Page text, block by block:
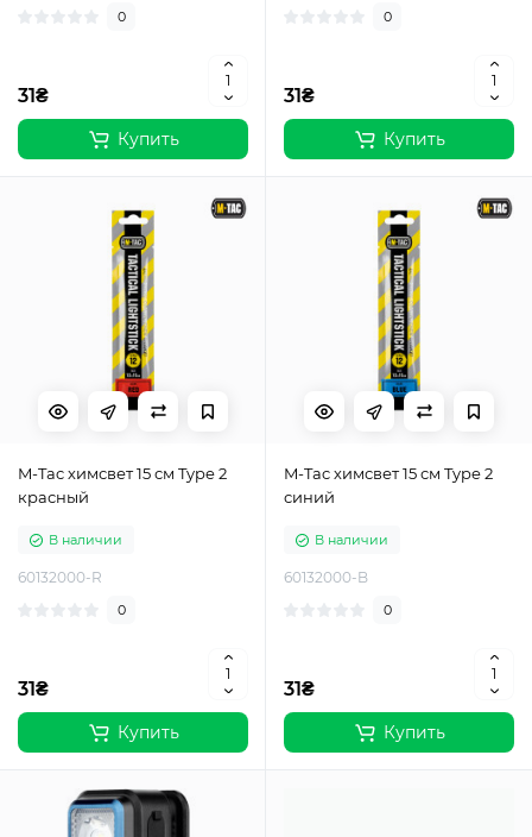
0
31₴
Купить
0
31₴
Купить
M-Tac химсвет 15 см Type 2
красный
В наличии
60132000-R
0
31₴
Купить
M-Tac химсвет 15 см Type 2
синий
В наличии
60132000-B
0
31₴
Купить